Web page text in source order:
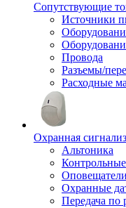
Сопутствующие
Источники
Провода
Разъемы/
Расходные
Охранная
Альтоника
Оповещатели
Охранные
Передача по